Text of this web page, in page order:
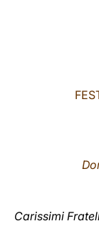
Carissimi